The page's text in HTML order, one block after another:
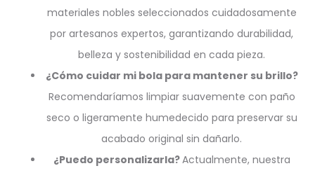
materiales nobles seleccionados cuidadosamente
por artesanos expertos, garantizando durabilidad,
belleza y sostenibilidad en cada pieza.
¿Cómo cuidar mi bola para mantener su brillo?
Recomendaríamos limpiar suavemente con paño
seco o ligeramente humedecido para preservar su
acabado original sin dañarlo.
¿Puedo personalizarla?Actualmente, nuestra